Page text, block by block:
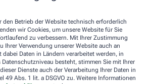
den Betrieb der Website technisch erforderlich
wir Cookies, um unsere Website für Sie
zu verbessern. Mit Ihrer Zustimmung
Ihrer Verwendung unserer Website auch an
dabei Daten in Ländern verarbeitet werden, in
Datenschutzniveau besteht, stimmen Sie mit Ihrer
Dienste auch der Verarbeitung Ihrer Daten in
49 Abs. 1 lit. a DSGVO zu. Weitere Informationen
Namen meiner Apotheke versandten News-
der von der Alliance Healthcare Deutschland
wird. Hiermit willige ich ein, dass AHD
zum Versand des News-Service
für den Versand und die Analyse des